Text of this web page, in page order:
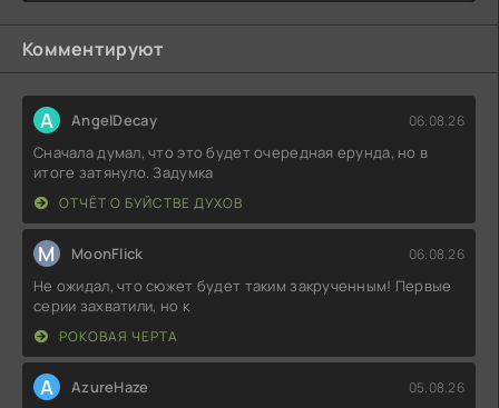
Комментируют
A AngelDecay 06.08.26
Сначала думал, что это будет очередная ерунда, но в
итоге затянуло. Задумка
ОТЧЁТ О БУЙСТВЕ ДУХОВ
M MoonFlick 06.08.26
Не ожидал, что сюжет будет таким закрученным! Первые
серии захватили, но к
РОКОВАЯ ЧЕРТА
A AzureHaze 05.08.26